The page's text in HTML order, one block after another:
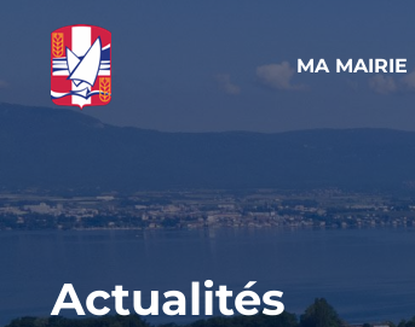
contenu
MA MAIRIE
Actualités